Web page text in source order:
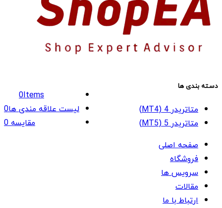
0Items
لیست علاقه مندی ها0
مقایسه0
دسته بندی ها
متاتریدر 4 (MT4)
متاتریدر 5 (MT5)
صفحه اصلی
فروشگاه
سرویس ها
مقالات
ارتباط با ما